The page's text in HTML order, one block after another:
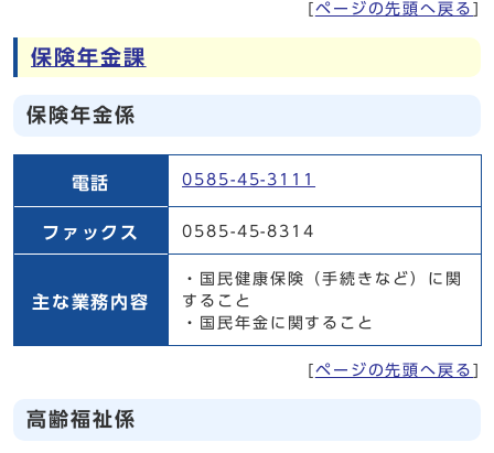
ページの先頭へ戻る
保険年金課
保険年金係
電話
0585-45-3111
ファックス 0585-45-8314
主な業務内容
・国民健康保険（手続きなど）に関
すること
・国民年金に関すること
ページの先頭へ戻る
高齢福祉係